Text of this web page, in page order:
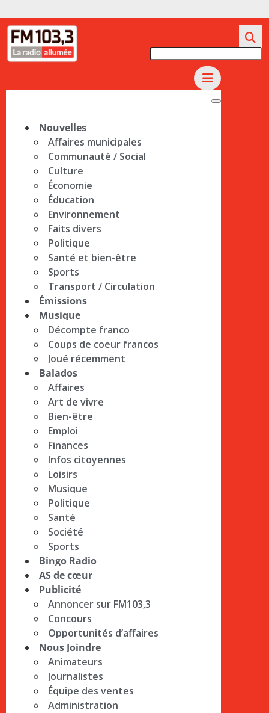
Nouvelles
Affaires municipales
Communauté / Social
Culture
Économie
Éducation
Environnement
Faits divers
Politique
Santé et bien-être
Sports
Transport / Circulation
Émissions
Musique
Décompte franco
Coups de coeur francos
Joué récemment
Balados
Affaires
Art de vivre
Bien-être
Emploi
Finances
Infos citoyennes
Loisirs
Musique
Politique
Santé
Société
Sports
Bingo Radio
AS de cœur
Publicité
Annoncer sur FM103,3
Concours
Opportunités d’affaires
Nous Joindre
Animateurs
Journalistes
Équipe des ventes
Administration